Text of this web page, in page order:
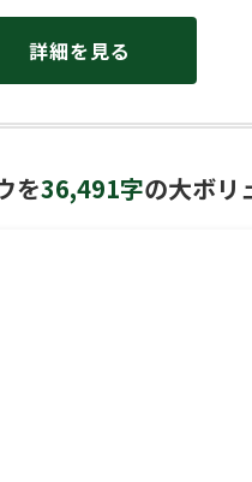
詳細を見る
を36,491字の大ボリ